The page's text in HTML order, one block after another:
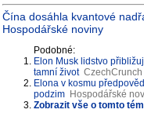
Čína dosáhla kvantové
Hospodářské noviny
Podobné:
Elon Musk lidstvo
tamní život CzechCrunch
Elona v kosmu
podzim Hospodářské
Zobrazit vše o tomto